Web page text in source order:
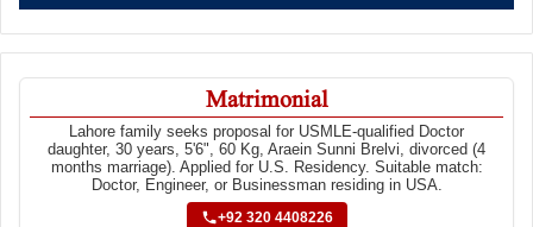
Matrimonial
Lahore family seeks proposal for USMLE-qualified Doctor
daughter, 30 years, 5'6", 60 Kg, Araein Sunni Brelvi, divorced (4
months marriage). Applied for U.S. Residency. Suitable match:
Doctor, Engineer, or Businessman residing in USA.
+92 320 4408226